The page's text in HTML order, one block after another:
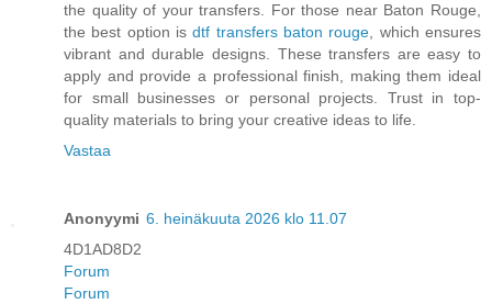
the quality of your transfers. For those near Baton Rouge,
the best option isdtf transfers baton rouge , which ensures
vibrant and durable designs. These transfers are easy to
apply and provide a professional finish, making them ideal
for small businesses or personal projects. Trust in top-
quality materials to bring your creative ideas to life.
Vastaa
Anonyymi 6. heinäkuuta 2026 klo 11.07
4D1AD8D2
Forum
Forum